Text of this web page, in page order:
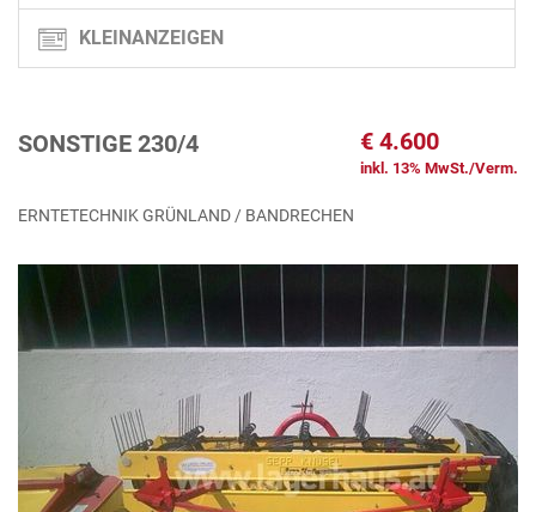
KLEINANZEIGEN
SONSTIGE 230/4 € 4.600
inkl. 13% MwSt./Verm.
ERNTETECHNIK GRÜNLAND / BANDRECHEN